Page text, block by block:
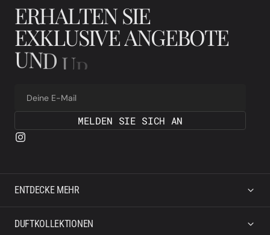
ERHALTENSIE
EXKLUSIVEANGEBOTE
UNDUPD
Deine E-Mail
MELDEN SIE SICH AN
ENTDECKE MEHR
DUFTKOLLEKTIONEN